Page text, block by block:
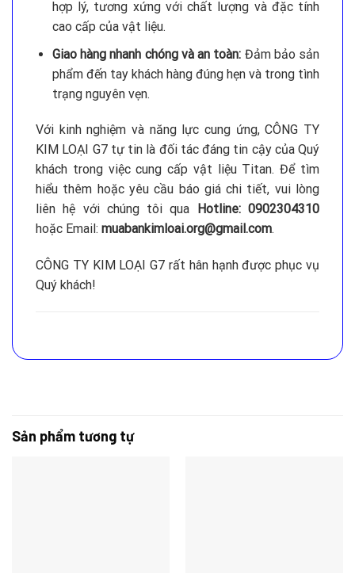
hợp lý, tương xứng với chất lượng và đặc tính
cao cấp của vật liệu.
Giao hàng nhanh chóng và an toàn: Đảm bảo sản
phẩm đến tay khách hàng đúng hẹn và trong tình
trạng nguyên vẹn.
Với kinh nghiệm và năng lực cung ứng, CÔNG TY
KIM LOẠI G7 tự tin là đối tác đáng tin cậy của Quý
khách trong việc cung cấp vật liệu Titan. Để tìm
hiểu thêm hoặc yêu cầu báo giá chi tiết, vui lòng
liên hệ với chúng tôi qua
Hotline: 0902304310
hoặc Email: muabankimloai.org@gmail.com.
CÔNG TY KIM LOẠI G7 rất hân hạnh được phục vụ
Quý khách!
Sản phẩm tương tự